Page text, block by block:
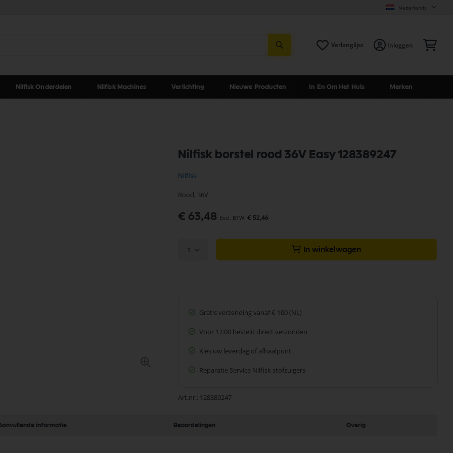
Nederlands
Verlanglijst Inloggen
Nilfisk Onderdelen Nilfisk Machines Verlichting Nieuwe Producten In En Om Het Huis Merken
Nilfisk borstel rood 36V Easy 128389247
Nilfisk
Rood, 36V
€ 63,48 € 52,46
1 In winkelwagen
Gratis verzending vanaf € 100 (NL)
Voor 17:00 besteld direct verzonden
Kies uw leverdag of afhaalpunt
Reparatie Service Nilfisk stofzuigers
Art.nr. 128389247
informatie Beoordelingen Overig